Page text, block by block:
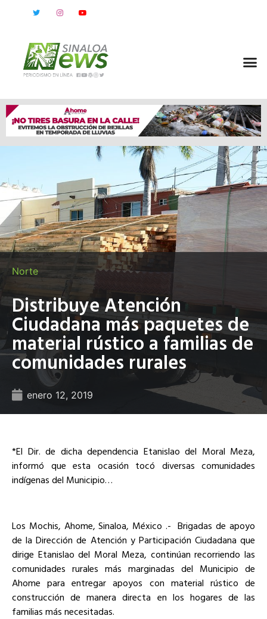
Norte
Distribuye Atención
Ciudadana más paquetes de
material rústico a familias de
comunidades rurales
enero 12, 2019
*El Dir. de dicha dependencia Etanislao del Moral Meza,
informó que esta ocasión tocó diversas comunidades
indígenas del Municipio…
Los Mochis, Ahome, Sinaloa, México .- Brigadas de apoyo
de la Dirección de Atención y Participación Ciudadana que
dirige Etanislao del Moral Meza, continúan recorriendo las
comunidades rurales más marginadas del Municipio de
Ahome para entregar apoyos con material rústico de
construcción de manera directa en los hogares de las
familias más necesitadas.